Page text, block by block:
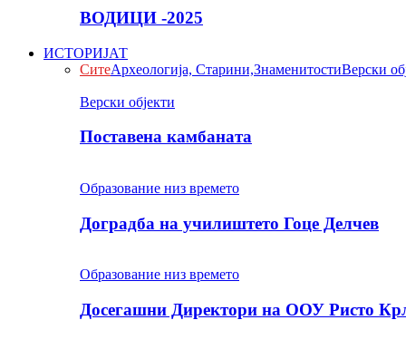
ВОДИЦИ -2025
ИСТОРИЈАТ
СитеАрхеологија, Старини,ЗнаменитостиВерски
Верски објекти
Поставена камбаната
Образование низ времето
Доградба на училиштето Гоце Делчев
Образование низ времето
Досегашни Директори на ООУ Ристо